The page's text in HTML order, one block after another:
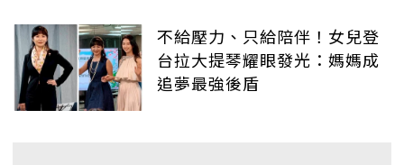
不給壓力、只給陪伴！女兒登
台拉大提琴耀眼發光：媽媽成
追夢最強後盾